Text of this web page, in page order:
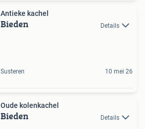
Antieke kachel
Bieden Details
Susteren 10 mei 26
Oude kolenkachel
Bieden Details